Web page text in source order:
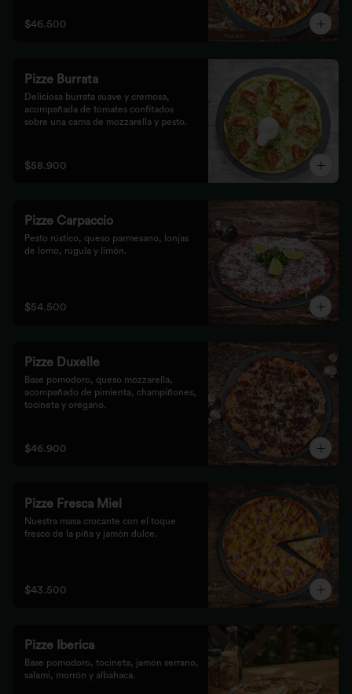
$46.500
Pizze Burrata
Deliciosa burrata suave y cremosa,
acompañada de tomates confitados
sobre una cama de mozzarella y pesto.
$58.900
Pizze Carpaccio
Pesto rústico, queso parmesano, lonjas
de lomo, rúgula y limón.
$54.500
Pizze Duxelle
Base pomodoro, queso mozzarella,
acompañado de pimienta, champiñones,
tocineta y orégano.
$46.900
Pizze Fresca Miel
Nuestra masa crocante con el toque
fresco de la piña y jamón dulce.
$43.500
Pizze Iberica
Base pomodoro, tocineta, jamón serrano,
salami, morrón y albahaca.